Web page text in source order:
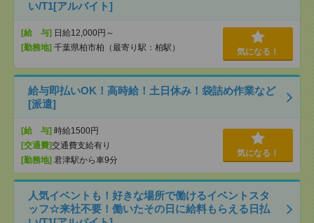
い/T1[アルバイト]
[給 与] 日給12,000円～
[勤務地] 千葉県柏市柏（最寄り駅：柏駅） 気になる！
給与即払いOK！高時給！土日休み！袋詰め作業など
[派遣]
[給 与] 時給1500円
[交通費]交通費支給有り
[勤務地] 君津駅から車9分
気になる！
人気イベントも！好きな場所で働けるイベントスタ
ッフ☆来社不要！働いたその日に給料もらえる日払